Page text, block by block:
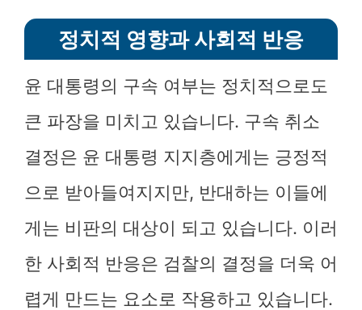
정치적 영향과 사회적 반응
윤 대통령의 구속 여부는 정치적으로도
큰 파장을 미치고 있습니다. 구속 취소
결정은 윤 대통령 지지층에게는 긍정적
으로 받아들여지지만, 반대하는 이들에
게는 비판의 대상이 되고 있습니다. 이러
한 사회적 반응은 검찰의 결정을 더욱 어
렵게 만드는 요소로 작용하고 있습니다.